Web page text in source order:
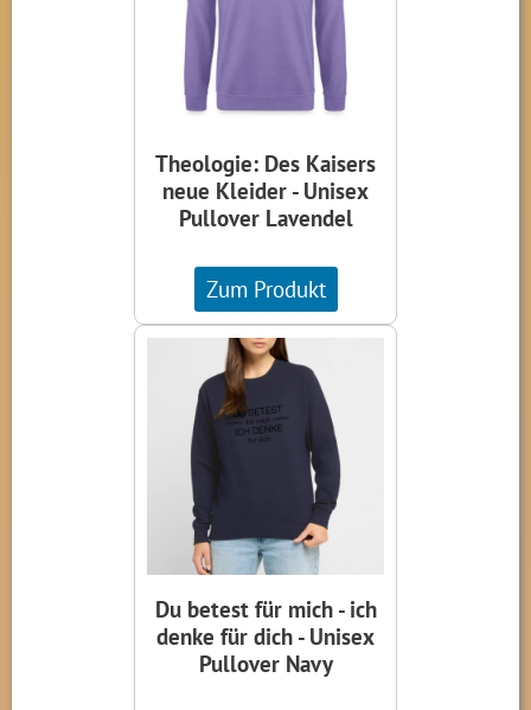
Theologie: Des Kaisers
neue Kleider - Unisex
Pullover Lavendel
Zum Produkt
Du betest für mich - ich
denke für dich - Unisex
Pullover Navy